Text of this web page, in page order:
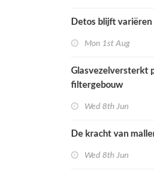
Detos blijft
Mon 1st Aug
Glasvezelversterkt
filtergebouw
Wed 8th Jun
De kracht van
Wed 8th Jun